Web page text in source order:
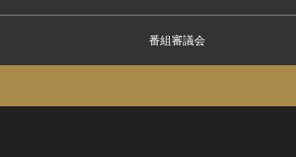
番組審議会